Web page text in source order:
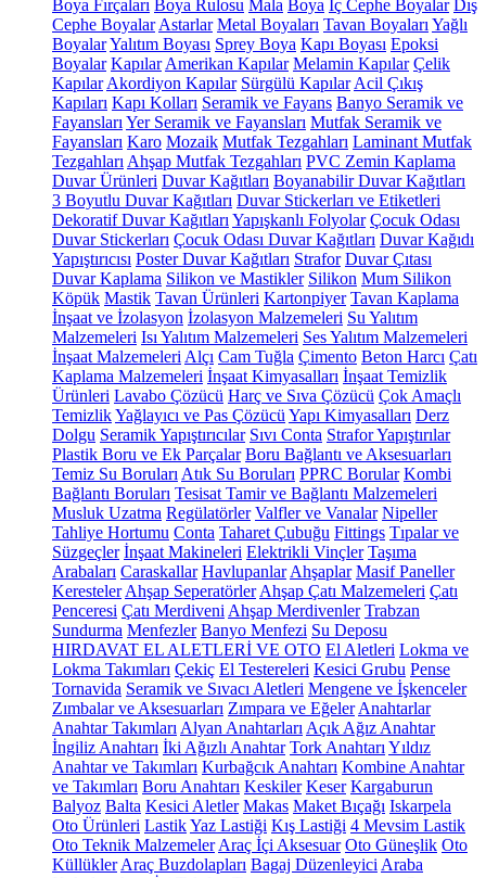
Boya Fırçaları Boya Rulosu Mala Boya İç Cephe Boyalar Dış
Cephe Boyalar Astarlar Metal Boyaları Tavan Boyaları Yağlı
BoyalarYalıtım Boyası Sprey Boya Kapı Boyası Epoksi
Boyalar Kapılar Amerikan Kapılar Melamin Kapılar Çelik
Kapılar Akordiyon Kapılar Sürgülü Kapılar Acil Çıkış
Kapıları Kapı Kolları Seramik ve Fayans Banyo Seramik ve
Fayansları Yer Seramik ve Fayansları Mutfak Seramik ve
Fayansları Karo Mozaik Mutfak Tezgahları Laminant Mutfak
Tezgahları Ahşap Mutfak Tezgahları PVC Zemin Kaplama
Duvar Ürünleri Duvar Kağıtları Boyanabilir Duvar Kağıtları
3 Boyutlu Duvar Kağıtları Duvar Stickerları ve Etiketleri
Dekoratif Duvar Kağıtları Yapışkanlı Folyolar Çocuk Odası
Duvar Stickerları Çocuk Odası Duvar Kağıtları Duvar Kağıdı
Yapıştırıcısı Poster Duvar Kağıtları Strafor Duvar Çıtası
Duvar Kaplama Silikon ve Mastikler Silikon Mum Silikon
Köpük Mastik Tavan Ürünleri Kartonpiyer Tavan Kaplama
İnşaat ve İzolasyon İzolasyon Malzemeleri Su Yalıtım
Malzemeleri Isı Yalıtım Malzemeleri Ses Yalıtım Malzemeleri
İnşaat Malzemeleri Alçı Cam Tuğla Çimento Beton Harcı Çatı
Kaplama Malzemeleri İnşaat Kimyasalları İnşaat Temizlik
Ürünleri Lavabo Çözücü Harç ve Sıva Çözücü Çok Amaçlı
TemizlikYağlayıcı ve Pas Çözücü Yapı Kimyasalları Derz
Dolgu Seramik Yapıştırıcılar Sıvı Conta Strafor Yapıştırılar
Plastik Boru ve Ek Parçalar Boru Bağlantı ve Aksesuarları
Temiz Su Boruları Atık Su Boruları PPRC Borular Kombi
Bağlantı Boruları Tesisat Tamir ve Bağlantı Malzemeleri
Musluk Uzatma Regülatörler Valfler ve Vanalar Nipeller
Tahliye Hortumu Conta Taharet Çubuğu Fittings Tıpalar ve
Süzgeçler İnşaat Makineleri Elektrikli Vinçler Taşıma
Arabaları Caraskallar Havlupanlar Ahşaplar Masif Paneller
Keresteler Ahşap Seperatörler Ahşap Çatı Malzemeleri Çatı
Penceresi Çatı Merdiveni Ahşap Merdivenler Trabzan
Sundurma Menfezler Banyo Menfezi Su Deposu
HIRDAVAT EL ALETLERİ VE OTO El Aletleri Lokma ve
Lokma Takımları Çekiç El Testereleri Kesici Grubu Pense
Tornavida Seramik ve Sıvacı Aletleri Mengene ve İşkenceler
Zımbalar ve Aksesuarları Zımpara ve Eğeler Anahtarlar
Anahtar Takımları Alyan Anahtarları Açık Ağız Anahtar
İngiliz Anahtarı İki Ağızlı Anahtar Tork Anahtarı Yıldız
Anahtar ve Takımları Kurbağcık Anahtarı Kombine Anahtar
ve Takımları Boru Anahtarı Keskiler Keser Kargaburun
Balyoz Balta Kesici Aletler Makas Maket Bıçağı Iskarpela
Oto Ürünleri LastikYaz Lastiği Kış Lastiği 4 Mevsim Lastik
Oto Teknik Malzemeler Araç İçi Aksesuar Oto Güneşlik Oto
Küllükler Araç Buzdolapları Bagaj Düzenleyici Araba